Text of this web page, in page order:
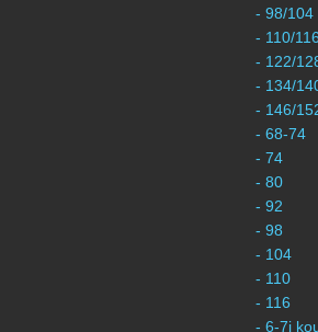
- 98/104
- 110/
- 122/
- 134/
- 146/
- 68-74
- 74
- 80
- 92
- 98
- 104
- 110
- 116
- 6-7j